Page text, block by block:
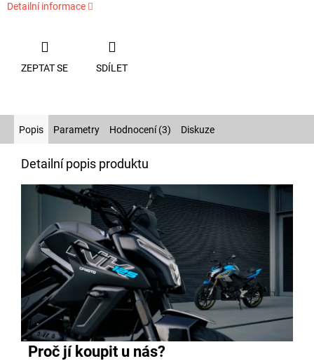
Detailní informace
ZEPTAT SE SDÍLET
Popis Parametry Hodnocení (3) Diskuze
Detailní popis produktu
Proč jí koupit u nás?